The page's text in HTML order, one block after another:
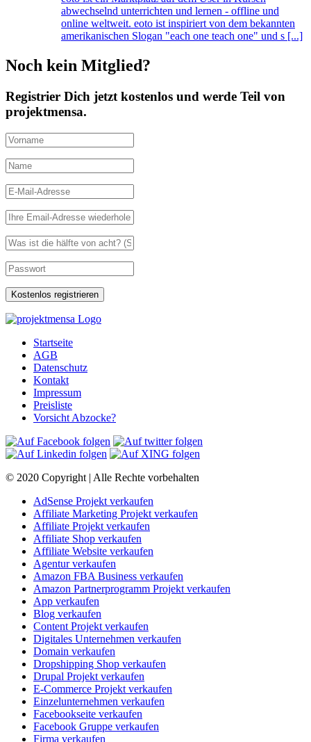
abwechselnd unterrichten und lernen - offline und
online weltweit. eoto ist inspiriert von dem bekannten
amerikanischen Slogan "each one teach one" und s [...]
Noch kein Mitglied?
Registrier Dich jetzt kostenlos und werde Teil von
projektmensa.
Startseite
AGB
Datenschutz
Kontakt
Impressum
Preisliste
Vorsicht Abzocke?
© 2020 Copyright | Alle Rechte vorbehalten
AdSense Projekt verkaufen
Affiliate Marketing Projekt verkaufen
Affiliate Projekt verkaufen
Affiliate Shop verkaufen
Affiliate Website verkaufen
Agentur verkaufen
Amazon FBA Business verkaufen
Amazon Partnerprogramm Projekt verkaufen
App verkaufen
Blog verkaufen
Content Projekt verkaufen
Digitales Unternehmen verkaufen
Domain verkaufen
Dropshipping Shop verkaufen
Drupal Projekt verkaufen
E-Commerce Projekt verkaufen
Einzelunternehmen verkaufen
Facebookseite verkaufen
Facebook Gruppe verkaufen
Firma verkaufen